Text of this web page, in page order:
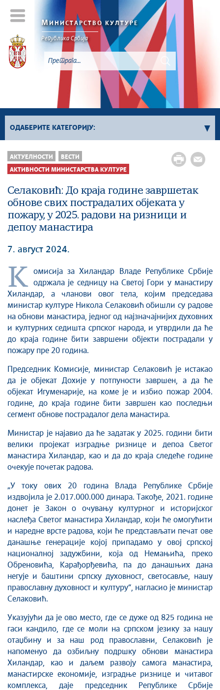
МИНИСТАРСТВО КУЛТУРЕ
Републикa Србијa
ОДАБЕРИТЕ КАТЕГОРИЈУ:
Активности Министарства културе
Сектор за заштиту културног наслеђа и
Сектор за међународне односе и европске
интеграције у области културе
Сектор за савремено стваралаштво
АКТУЕЛНОСТИ ВЕСТИ
АКТИВНОСТИ МИНИСТАРСТВА КУЛТУРЕ
Селаковић: До краја године завршетак
обнове свих пострадалих објеката у
пожару, у 2025. радови на ризници и
депоу манастира
7. август 2024.
K
омисија за Хиландар Владе Републике Србије
одржала је седницу на Светој Гори у манастиру
Хиландар, а чланови овог тела, којим председава
министар културе Никола Селаковић обишли су радове
на обнови манастира, једног од најзначајнијих духовних
и културних седишта српског народа, и утврдили да ће
до краја године бити завршени објекти пострадали у
пожару пре 20 година.
Председник Комисије, министар Селаковић је истакао
да је објекат Дохије у потпуности завршен, а да ће
објекат Игуменарије, на коме је и избио пожар 2004.
године, до краја године бити завршен као последњи
сегмент обнове пострадалог дела манастира.
Министар је најавио да ће задатак у 2025. години бити
велики пројекат изградње ризнице и депоа Светог
манастира Хиландар, као и да до краја следеће године
очекује почетак радова.
„У току ових 20 година Влада Републике Србије
издвојила је 2.017.000.000 динара. Такође, 2021. године
донет је Закон о очувању културног и историјског
наслеђа Светог манастира Хиландар, који ће омогућити
и наредне врсте радова, који ће представљати печат ове
данашње генерације којој припадамо у овој српској
националној задужбини, која од Немањића, преко
Обреновића, Карађорђевића, па до данашњих дана
негује и баштини српску духовност, светосавље, нашу
православну духовност и културу“, нагласио је министар
Селаковић.
Указујући да је ово место, где се дуже од 825 година не
гаси кандило, где се моли на српском језику за нашу
отаџбину и за наш род православни, Селаковић је
напоменуо да озбиљну подршку обнови манастира
Хиландар, као и даљем развоју самога манастира,
манастирске економије, изградње ризнице и читавог
комплекса, даје председник Републике Србије